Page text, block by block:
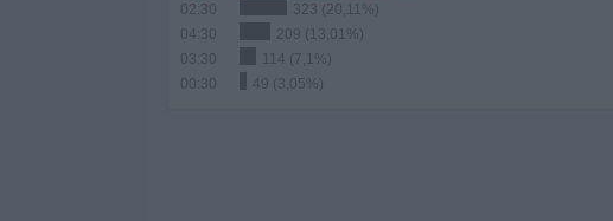
02:30
323 (20,11%)
04:30
209 (13,01%)
03:30
114 (7,1%)
00:30
49 (3,05%)